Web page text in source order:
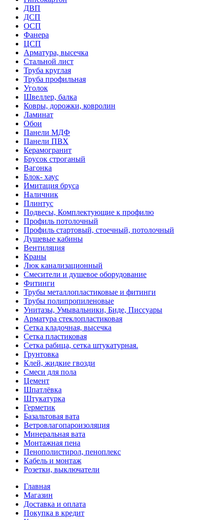
ДВП
ДСП
ОСП
Фанера
ЦСП
Арматура, высечка
Стальной лист
Труба круглая
Труба профильная
Уголок
Швеллер, балка
Ковры, дорожки, ковролин
Ламинат
Обои
Панели МДФ
Панели ПВХ
Керамогранит
Брусок строганый
Вагонка
Блок- хаус
Имитация бруса
Наличник
Плинтус
Подвесы, Комплектующие к профилю
Профиль потолочный
Профиль стартовый, стоечный, потолочный
Душевые кабины
Вентиляция
Краны
Люк канализационный
Смесители и душевое оборудование
Фитинги
Трубы металлопластиковые и фитинги
Трубы полипропиленовые
Унитазы, Умывальники, Биде, Писсуары
Арматура стеклопластиковая
Сетка кладочная, высечка
Сетка пластиковая
Сетка рабица, сетка штукатурная.
Грунтовка
Клей, жидкие гвозди
Смеси для пола
Цемент
Шпатлёвка
Штукатурка
Герметик
Базальтовая вата
Ветровлагопароизоляция
Минеральная вата
Монтажная пена
Пенополистирол, пеноплекс
Кабель и монтаж
Розетки, выключатели
Главная
Магазин
Доставка и оплата
Покупка в кредит